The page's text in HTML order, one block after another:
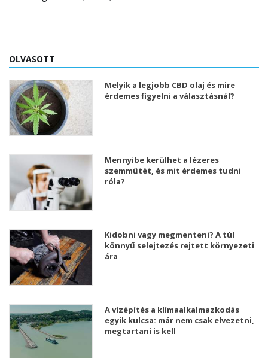
OLVASOTT
Melyik a legjobb CBD olaj és mire
érdemes figyelni a választásnál?
Mennyibe kerülhet a lézeres
szemműtét, és mit érdemes tudni
róla?
Kidobni vagy megmenteni? A túl
könnyű selejtezés rejtett környezeti
ára
A vízépítés a klímaalkalmazkodás
egyik kulcsa: már nem csak elvezetni,
megtartani is kell